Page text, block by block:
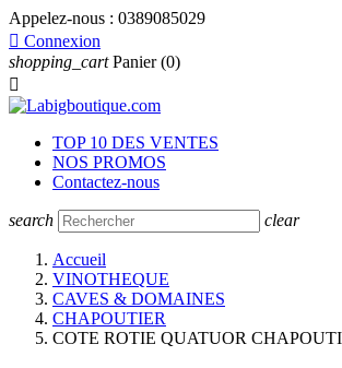
Appelez-nous : 0389085029
 Connexion
shopping_cart Panier (0)

TOP 10 DES VENTES
NOS PROMOS
Contactez-nous
search clear
Accueil
VINOTHEQUE
CAVES & DOMAINES
CHAPOUTIER
COTE ROTIE QUATUOR